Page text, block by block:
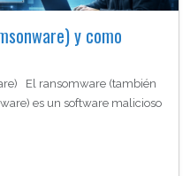
y como
El ransomware (también
es un software malicioso